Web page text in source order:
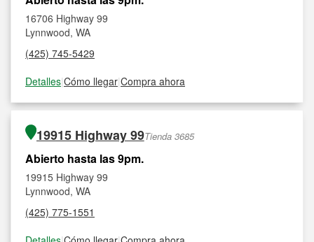
16706 Highway 99
Lynnwood, WA
(425) 745-5429
Detalles|Cómo llegar|Compra ahora
19915 Highway 99Tienda 3685
Abierto hasta las 9pm.
19915 Highway 99
Lynnwood, WA
(425) 775-1551